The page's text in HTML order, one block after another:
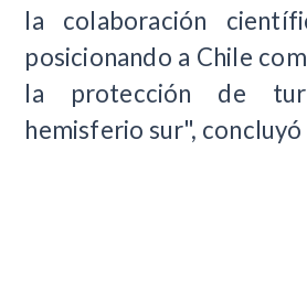
la colaboración
posicionando a Chile
la protección de
hemisferio sur",